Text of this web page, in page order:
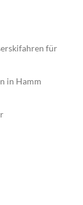
für
in Hamm
r